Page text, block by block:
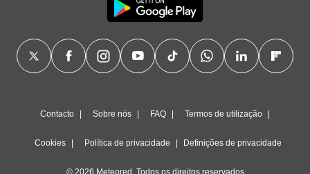
Contacto Sobre nós FAQ Termos de utilização
Cookies Política de privacidade Definições de privacidade
© 2026 Meteored. Todos os direitos reservados